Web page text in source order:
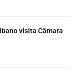
visita Câmara